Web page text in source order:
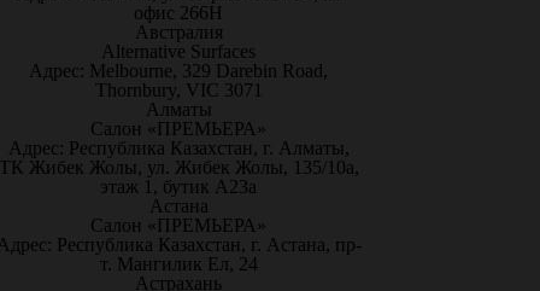
офис 266Н
Австралия
Alternative Surfaces
Адрес: Melbourne, 329 Darebin Road,
Thornbury, VIC 3071
Алматы
Салон «ПРЕМЬЕРА»
Адрес: Республика Казахстан, г. Алматы,
Жибек Жолы, ул. Жибек Жолы, 135/10а,
этаж 1, бутик А23а
Астана
Салон «ПРЕМЬЕРА»
Республика Казахстан, г. Астана, пр-
т. Мангилик Ел, 24
Астрахань